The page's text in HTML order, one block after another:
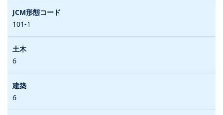
101-1
6
6